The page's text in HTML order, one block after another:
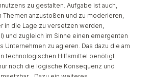
zu gestalten. Aufgabe ist auch,
Themen anzustoßen und zu moderieren,
in die Lage zu versetzen werden,
und zugleich im Sinne einen emergenten
Unternehmen zu agieren. Das dazu die am
technologischen Hilfsmittel benötigt
noch die logische Konsequenz und